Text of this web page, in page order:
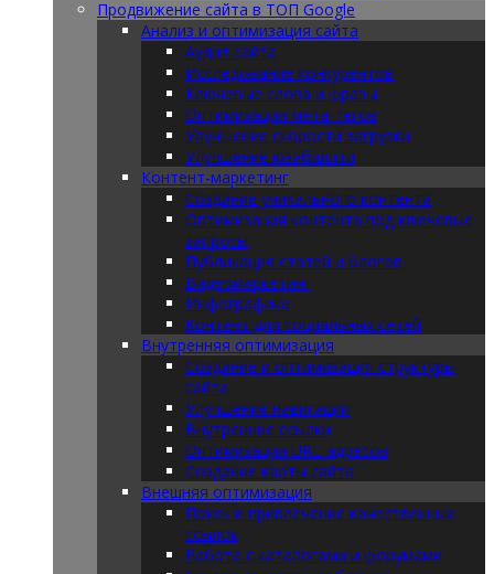
Продвижение сайта в ТОП Google
Анализ и оптимизация сайта
Аудит сайта
Исследование конкурентов
Ключевые слова и фразы
Оптимизация мета-тегов
Улучшение скорости загрузки
Улучшение юзабилити
Контент-маркетинг
Создание уникального контента
Оптимизация контента под ключевые
запросы
Публикация статей и блогов
Видеомаркетинг
Инфографика
Контент для социальных сетей
Внутренняя оптимизация
Создание и оптимизация структуры
сайта
Улучшение навигации
Внутренние ссылки
Оптимизация URL-адресов
Создание карты сайта
Внешняя оптимизация
Поиск и привлечение качественных
ссылок
Работа с каталогами и форумами